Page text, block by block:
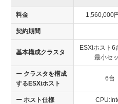
料金 1,560,000
契約期間
基本構成クラスタ
ESXiホスト6
最小セ
ー クラスタを構成
するESXiホスト
6台
ー ホスト仕様